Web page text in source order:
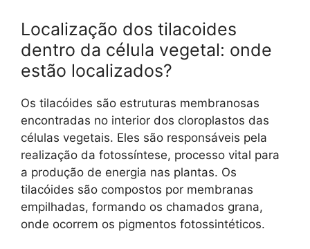
Localização dos tilacoides
dentro da célula vegetal: onde
estão localizados?
Os tilacóides são estruturas membranosas
encontradas no interior dos cloroplastos das
células vegetais. Eles são responsáveis pela
realização da fotossíntese, processo vital para
a produção de energia nas plantas. Os
tilacóides são compostos por membranas
empilhadas, formando os chamados grana,
onde ocorrem os pigmentos fotossintéticos.